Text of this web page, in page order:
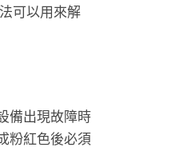
可以用來解
備出現故障時
粉紅色後必須